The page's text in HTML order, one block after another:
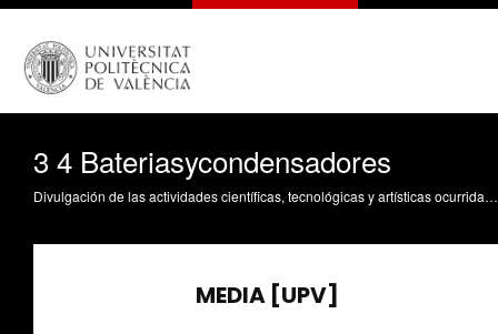
3 4 Bateriasycondensadores
Divulgación de las actividades científicas, tecnológicas y artísticas ocurridas en los tres campus de la UPV